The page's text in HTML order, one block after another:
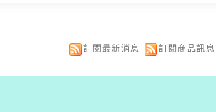
訂閱最新消息 訂閱商品訊息